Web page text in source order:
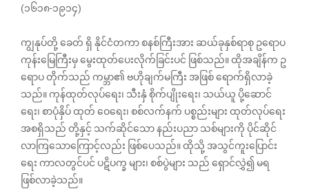
(၁၆၁၈-၁၉၁၄)
ကျွနုပ်တို့ ခေတ် ရှိ နိုင်ငံတကာ စနစ်ကြီးအား ဆယ်ခုနှစ်ရာစု ဥရောပ
ကုန်းမြေကြီးမှ မွေးထုတ်ပေးလိုက်ခြင်းပင် ဖြစ်သည်။ ထိုအချိန်က ဥ
ရောပ တိုက်သည် ကမ္ဘာ၏ ဗဟိုချက်မကြီး အဖြစ် ရောက်ရှိလာခဲ့
သည်။ ကုန်ထုတ်လုပ်ရေး၊ သီးနှံ စိုက်ပျိုးရေး၊ သယ်ယူ ပို့ဆောင်
ရေး၊ စာပုံနှိပ် ထုတ်‌ ဝေရေး၊ စစ်လက်နက် ပစ္စည်းများ ထုတ်လုပ်ရေး
အစရှိသည် တို့နှင့် သက်ဆိုင်သော နည်းပညာ သစ်များကို ပိုင်ဆိုင်
လာကြသောကြောင့်လည်း ဖြစ်ပေသည်။ ထိုသို့ အသွင်ကူးပြောင်း
ရေး ကာလတွင်ပင် ပဋိပက္ခ များ၊ စစ်ပွဲများ သည် ရှောင်လွှဲ၍ မရ
ဖြစ်လာခဲ့သည်။